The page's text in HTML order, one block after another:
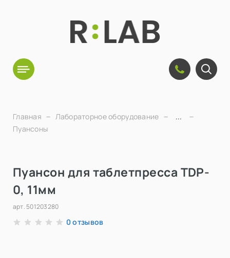
Главная Лабораторное оборудование
...
Пуансоны
Пуансон для таблетпресса TDP-
0, 11мм
арт. 501203280
0 отзывов